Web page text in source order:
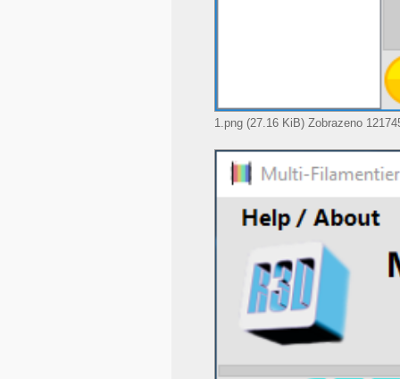
1.png (27.16 KiB) Zobrazeno